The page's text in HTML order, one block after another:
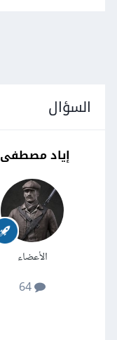
السؤال
إياد مصطفى
الأعضاء